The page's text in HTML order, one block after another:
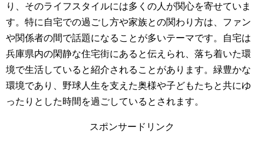
り、そのライフスタイルには多くの人が関心を寄せていま
す。特に自宅での過ごし方や家族との関わり方は、ファン
や関係者の間で話題になることが多いテーマです。自宅は
兵庫県内の閑静な住宅街にあると伝えられ、落ち着いた環
境で生活していると紹介されることがあります。緑豊かな
環境であり、野球人生を支えた奥様や子どもたちと共にゆ
ったりとした時間を過ごしているとされます。
スポンサードリンク